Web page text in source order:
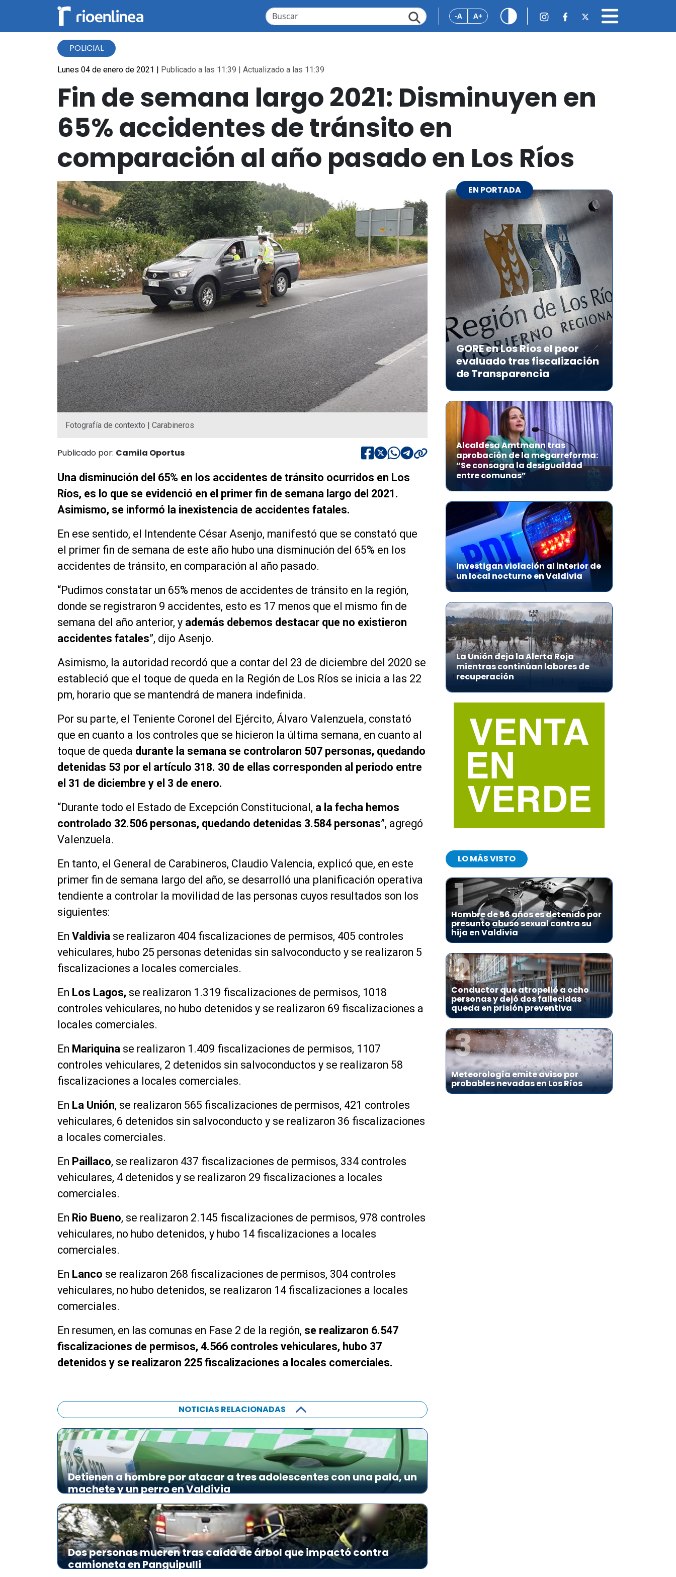
-A A+
POLICIAL
Lunes 04 de enero de 2021 | Publicado a las 11:39 | Actualizado a las 11:39
Fin de semana largo 2021: Disminuyen en
65% accidentes de tránsito en
comparación al año pasado en Los Ríos
Fotografía de contexto | Carabineros
Publicado por: Camila Oportus
Una disminución del 65% en los accidentes de tránsito ocurridos en Los
Ríos, es lo que se evidenció en el primer fin de semana largo del 2021.
Asimismo, se informó la inexistencia de accidentes fatales.
En ese sentido, el Intendente César Asenjo, manifestó que se constató que
el primer fin de semana de este año hubo una disminución del 65% en los
accidentes de tránsito, en comparación al año pasado.
“Pudimos constatar un 65% menos de accidentes de tránsito en la región,
donde se registraron 9 accidentes, esto es 17 menos que el mismo fin de
semana del año anterior, y además debemos destacar que no existieron
accidentes fatales”, dijo Asenjo.
Asimismo, la autoridad recordó que a contar del 23 de diciembre del 2020 se
estableció que el toque de queda en la Región de Los Ríos se inicia a las 22
pm, horario que se mantendrá de manera indefinida.
Por su parte, el Teniente Coronel del Ejército, Álvaro Valenzuela, constató
que en cuanto a los controles que se hicieron la última semana, en cuanto al
toque de queda durante la semana se controlaron 507 personas, quedando
detenidas 53 por el artículo 318. 30 de ellas corresponden al periodo entre
el 31 de diciembre y el 3 de enero.
“Durante todo el Estado de Excepción Constitucional, a la fecha hemos
controlado 32.506 personas, quedando detenidas 3.584 personas”, agregó
Valenzuela.
En tanto, el General de Carabineros, Claudio Valencia, explicó que, en este
primer fin de semana largo del año, se desarrolló una planificación operativa
tendiente a controlar la movilidad de las personas cuyos resultados son los
siguientes:
En Valdivia se realizaron 404 fiscalizaciones de permisos, 405 controles
vehiculares, hubo 25 personas detenidas sin salvoconducto y se realizaron 5
fiscalizaciones a locales comerciales.
En Los Lagos, se realizaron 1.319 fiscalizaciones de permisos, 1018
controles vehiculares, no hubo detenidos y se realizaron 69 fiscalizaciones a
locales comerciales.
En Mariquina se realizaron 1.409 fiscalizaciones de permisos, 1107
controles vehiculares, 2 detenidos sin salvoconductos y se realizaron 58
fiscalizaciones a locales comerciales.
En La Unión, se realizaron 565 fiscalizaciones de permisos, 421 controles
vehiculares, 6 detenidos sin salvoconducto y se realizaron 36 fiscalizaciones
a locales comerciales.
En Paillaco, se realizaron 437 fiscalizaciones de permisos, 334 controles
vehiculares, 4 detenidos y se realizaron 29 fiscalizaciones a locales
comerciales.
En Rio Bueno, se realizaron 2.145 fiscalizaciones de permisos, 978 controles
vehiculares, no hubo detenidos, y hubo 14 fiscalizaciones a locales
comerciales.
En Lanco se realizaron 268 fiscalizaciones de permisos, 304 controles
vehiculares, no hubo detenidos, se realizaron 14 fiscalizaciones a locales
comerciales.
En resumen, en las comunas en Fase 2 de la región, se realizaron 6.547
fiscalizaciones de permisos, 4.566 controles vehiculares, hubo 37
detenidos y se realizaron 225 fiscalizaciones a locales comerciales.
NOTICIAS RELACIONADAS
Detienen a hombre por atacar a tres adolescentes con una pala, un
machete y un perro en Valdivia
Dos personas mueren tras caída de árbol que impactó contra
camioneta en Panguipulli
EN PORTADA
GORE en Los Ríos el peor
evaluado tras fiscalización
de Transparencia
Alcaldesa Amtmann tras
aprobación de la megarreforma:
“Se consagra la desigualdad
entre comunas”
Investigan violación al interior de
un local nocturno en Valdivia
La Unión deja la Alerta Roja
mientras continúan labores de
recuperación
LO MÁS VISTO
1
Hombre de 56 años es detenido por
presunto abuso sexual contra su
hija en Valdivia
2
Conductor que atropelló a ocho
personas y dejó dos fallecidas
queda en prisión preventiva
3
Meteorología emite aviso por
probables nevadas en Los Ríos